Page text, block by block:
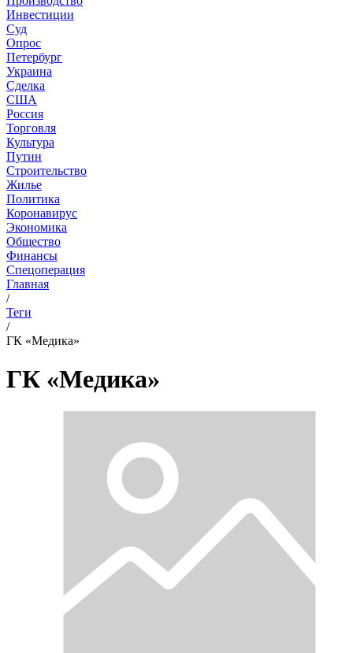
Инвестиции
Суд
Опрос
Петербург
Украина
Сделка
США
Россия
Торговля
Культура
Путин
Строительство
Жилье
Политика
Коронавирус
Экономика
Общество
Финансы
Спецоперация
Главная
/
Теги
/
ГК «Медика»
ГК «Медика»